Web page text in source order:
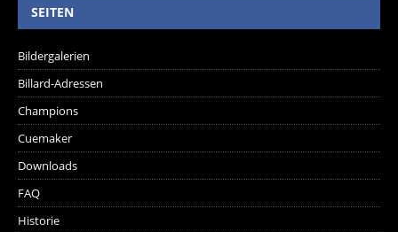
SEITEN
Bildergalerien
Billard-Adressen
Champions
Cuemaker
Downloads
FAQ
Historie